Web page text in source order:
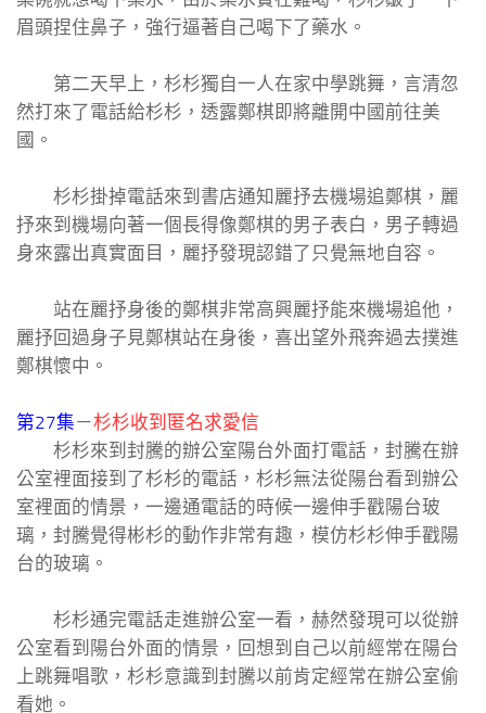
眉頭捏住鼻子，強行逼著自己喝下了藥水。
第二天早上，杉杉獨自一人在家中學跳舞，言清忽
然打來了電話給杉杉，透露鄭棋即將離開中國前往美
國。
杉杉掛掉電話來到書店通知麗抒去機場追鄭棋，麗
抒來到機場向著一個長得像鄭棋的男子表白，男子轉過
身來露出真實面目，麗抒發現認錯了只覺無地自容。
站在麗抒身後的鄭棋非常高興麗抒能來機場追他，
麗抒回過身子見鄭棋站在身後，喜出望外飛奔過去撲進
鄭棋懷中。
第27集－杉杉收到匿名求愛信
杉杉來到封騰的辦公室陽台外面打電話，封騰在辦
公室裡面接到了杉杉的電話，杉杉無法從陽台看到辦公
室裡面的情景，一邊通電話的時候一邊伸手戳陽台玻
璃，封騰覺得彬杉的動作非常有趣，模仿杉杉伸手戳陽
台的玻璃。
杉杉通完電話走進辦公室一看，赫然發現可以從辦
公室看到陽台外面的情景，回想到自己以前經常在陽台
上跳舞唱歌，杉杉意識到封騰以前肯定經常在辦公室偷
看她。